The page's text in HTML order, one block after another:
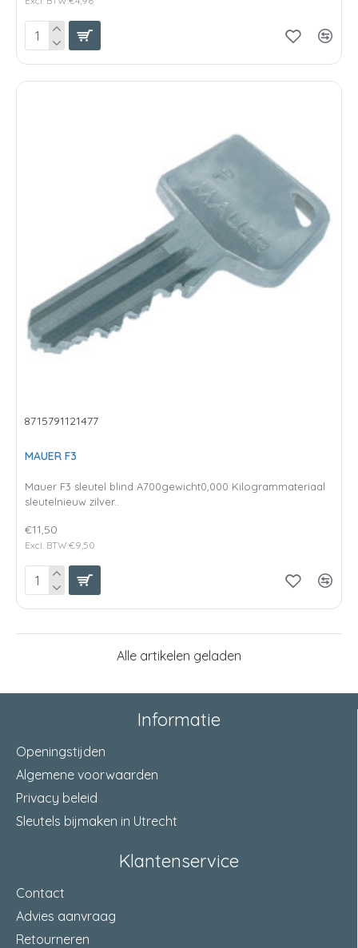
8715791121477
MAUER F3
Mauer F3 sleutel blind A700gewicht0,000 Kilogrammateriaal
sleutelnieuw zilver..
€11,50
Excl. BTW:€9,50
Alle artikelen geladen
Informatie
Openingstijden
Algemene voorwaarden
Privacy beleid
Sleutels bijmaken in Utrecht
Klantenservice
Contact
Advies aanvraag
Retourneren